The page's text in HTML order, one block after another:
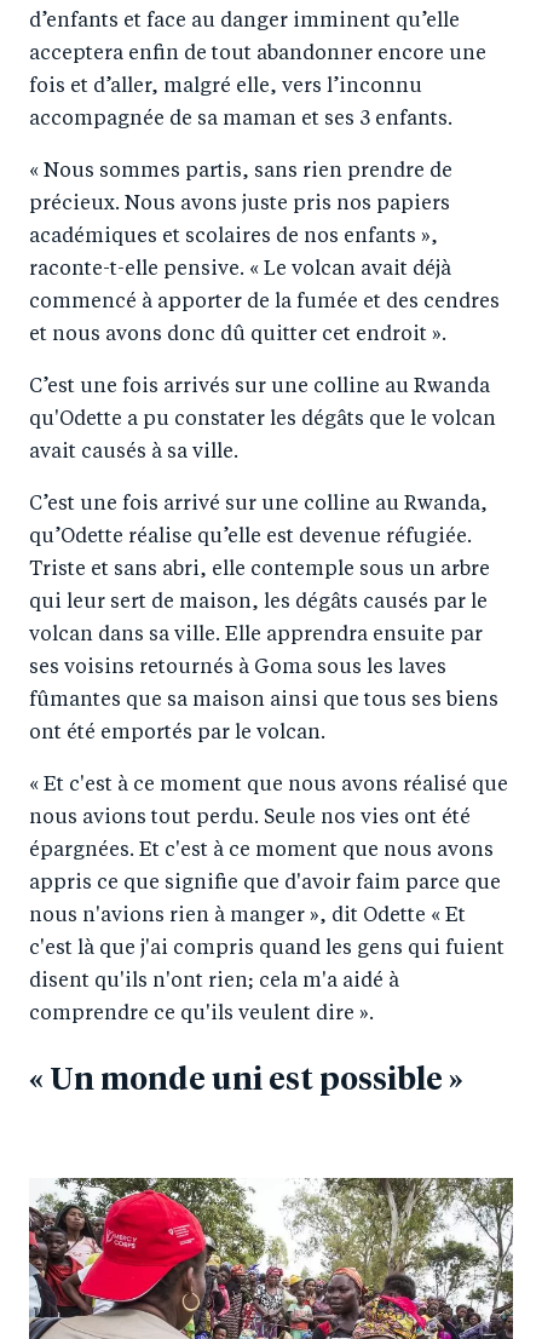
d’enfants et face au danger imminent qu’elle
acceptera enfin de tout abandonner encore une
fois et d’aller, malgré elle, vers l’inconnu
accompagnée de sa maman et ses 3 enfants.
« Nous sommes partis, sans rien prendre de
précieux. Nous avons juste pris nos papiers
académiques et scolaires de nos enfants »,
raconte-t-elle pensive. « Le volcan avait déjà
commencé à apporter de la fumée et des cendres
et nous avons donc dû quitter cet endroit ».
C’est une fois arrivés sur une colline au Rwanda
qu'Odette a pu constater les dégâts que le volcan
avait causés à sa ville.
C’est une fois arrivé sur une colline au Rwanda,
qu’Odette réalise qu’elle est devenue réfugiée.
Triste et sans abri, elle contemple sous un arbre
qui leur sert de maison, les dégâts causés par le
volcan dans sa ville. Elle apprendra ensuite par
ses voisins retournés à Goma sous les laves
fûmantes que sa maison ainsi que tous ses biens
ont été emportés par le volcan.
« Et c'est à ce moment que nous avons réalisé que
nous avions tout perdu. Seule nos vies ont été
épargnées. Et c'est à ce moment que nous avons
appris ce que signifie que d'avoir faim parce que
nous n'avions rien à manger », dit Odette « Et
c'est là que j'ai compris quand les gens qui fuient
disent qu'ils n'ont rien; cela m'a aidé à
comprendre ce qu'ils veulent dire ».
« Un monde uni est possible »